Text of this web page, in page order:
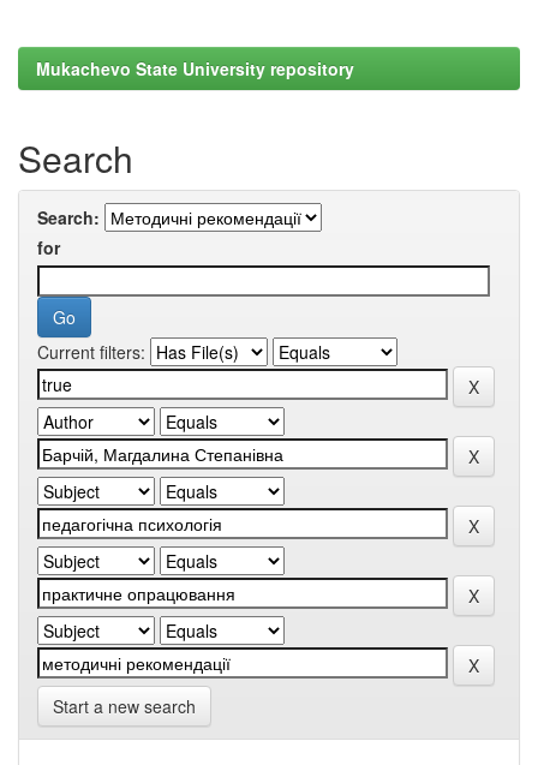
Mukachevo State University repository
Search
Search:
for
Current filters:
Start a new search